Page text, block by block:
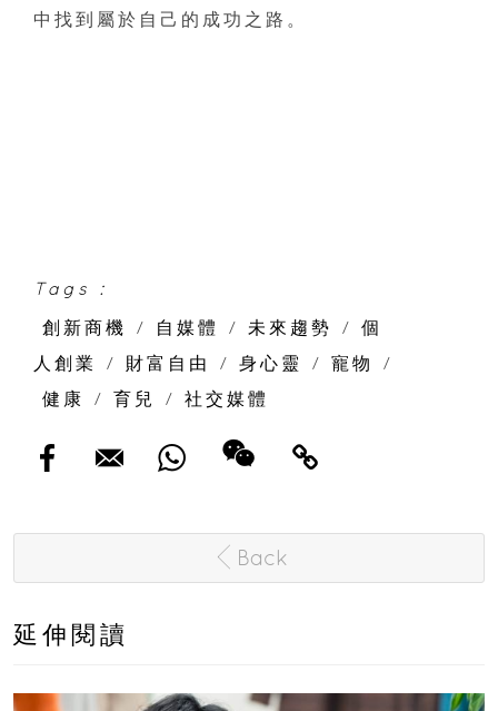
中找到屬於自己的成功之路。
Tags :
創新商機
/ 自媒體 / 未來趨勢 /
個
人創業
/ 財富自由 / 身心靈 / 寵物
/
健康
/ 育兒 / 社交媒體
Back
延伸閱讀